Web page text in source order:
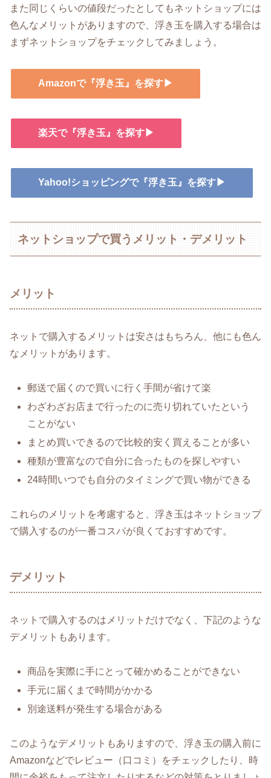
また同じくらいの値段だったとしてもネットショップには
色んなメリットがありますので、浮き玉を購入する場合は
まずネットショップをチェックしてみましょう。
Amazonで『浮き玉』を探す▶
楽天で『浮き玉』を探す▶
Yahoo!ショッピングで『浮き玉』を探す▶
ネットショップで買うメリット・デメリット
メリット
ネットで購入するメリットは安さはもちろん、他にも色ん
なメリットがあります。
郵送で届くので買いに行く手間が省けて楽
わざわざお店まで行ったのに売り切れていたという
ことがない
まとめ買いできるので比較的安く買えることが多い
種類が豊富なので自分に合ったものを探しやすい
24時間いつでも自分のタイミングで買い物ができる
これらのメリットを考慮すると、浮き玉はネットショップ
で購入するのが一番コスパが良くておすすめです。
デメリット
ネットで購入するのはメリットだけでなく、下記のような
デメリットもあります。
商品を実際に手にとって確かめることができない
手元に届くまで時間がかかる
別途送料が発生する場合がある
このようなデメリットもありますので、浮き玉の購入前に
Amazonなどでレビュー（口コミ）をチェックしたり、時